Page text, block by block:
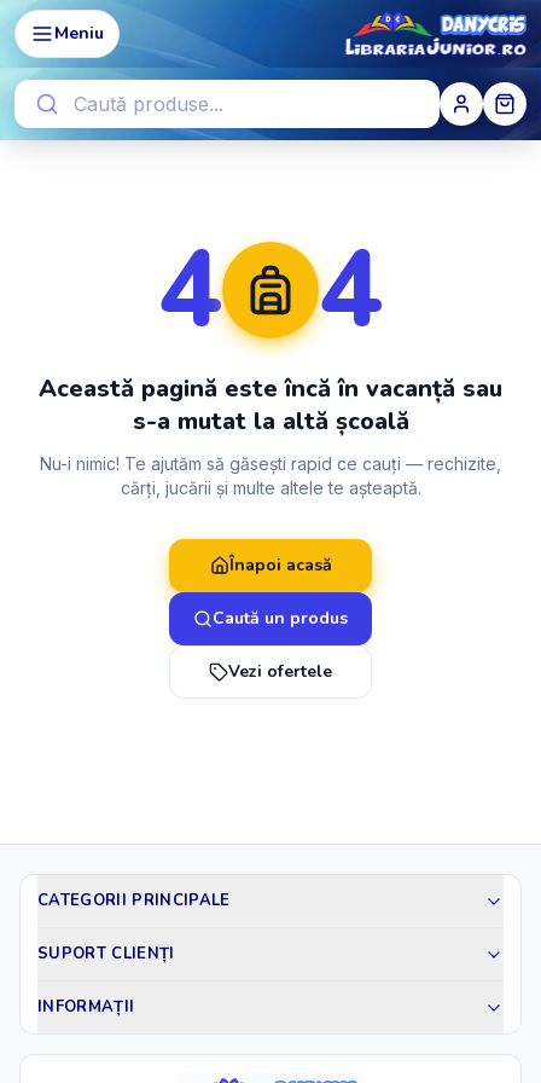
Meniu
4 4
Această pagină este încă în vacanță sau
s-a mutat la altă școală
Nu-i nimic! Te ajutăm să găsești rapid ce cauți — rechizite,
cărți, jucării și multe altele te așteaptă.
Înapoi acasă
Caută un produs
Vezi ofertele
CATEGORII PRINCIPALE
SUPORT CLIENȚI
INFORMAȚII